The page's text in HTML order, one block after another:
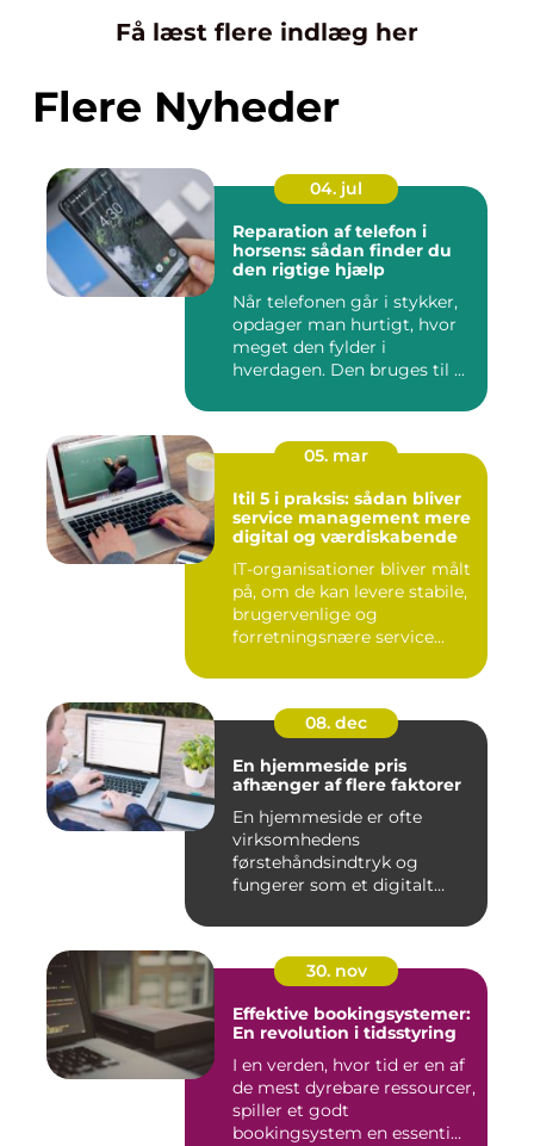
Få læst flere indlæg her
Flere Nyheder
04. jul
Reparation af telefon i
horsens: sådan finder du
den rigtige hjælp
Når telefonen går i stykker,
opdager man hurtigt, hvor
meget den fylder i
hverdagen. Den bruges til ...
05. mar
Itil 5 i praksis: sådan bliver
service management mere
digital og værdiskabende
IT-organisationer bliver målt
på, om de kan levere stabile,
brugervenlige og
forretningsnære service...
08. dec
En hjemmeside pris
afhænger af flere faktorer
En hjemmeside er ofte
virksomhedens
førstehåndsindtryk og
fungerer som et digitalt
30. nov
Effektive bookingsystemer:
En revolution i tidsstyring
I en verden, hvor tid er en af
de mest dyrebare ressourcer,
spiller et godt
bookingsystem en essenti...